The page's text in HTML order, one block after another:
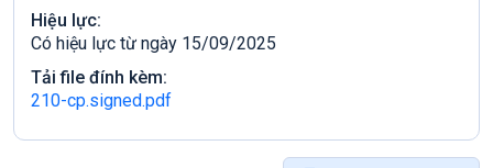
Hiệu lực:
Có hiệu lực từ ngày 15/09/2025
Tải file đính kèm:
210-cp.signed.pdf